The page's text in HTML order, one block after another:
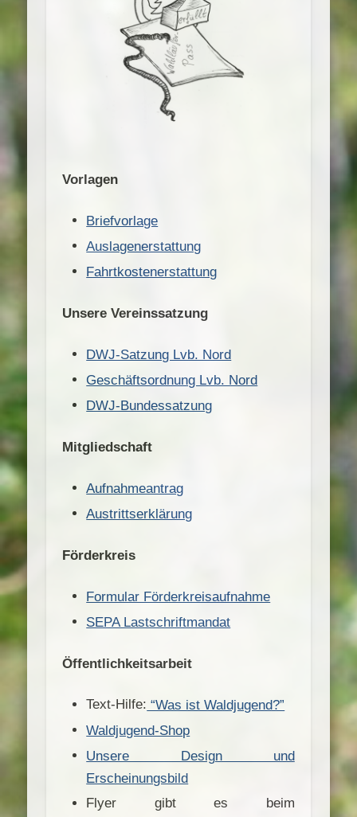
Vorlagen
Briefvorlage
Auslagenerstattung
Fahrtkostenerstattung
Unsere Vereinssatzung
DWJ-Satzung Lvb. Nord
Geschäftsordnung Lvb. Nord
DWJ-Bundessatzung
Mitgliedschaft
Aufnahmeantrag
Austrittserklärung
Förderkreis
Formular Förderkreisaufnahme
SEPA Lastschriftmandat
Öffentlichkeitsarbeit
Text-Hilfe: “Was ist Waldjugend?”
Waldjugend-Shop
Unsere Design und
Erscheinungsbild
Flyer gibt es beim